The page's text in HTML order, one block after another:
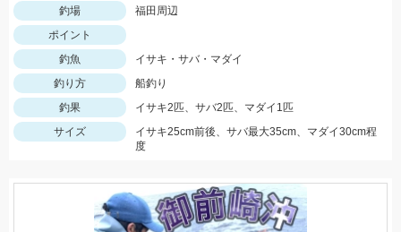
釣場
福田周辺
ポイント
釣魚
イサキ・サバ・マダイ
釣り方
船釣り
釣果
イサキ2匹、サバ2匹、マダイ1匹
サイズ
イサキ25cm前後、サバ最大35cm、マダイ30cm程
度